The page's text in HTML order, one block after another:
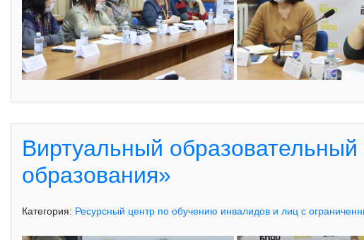
Виртуальный
образования»
Категория: Ресурсный центр по обучению инвалидов и лиц с